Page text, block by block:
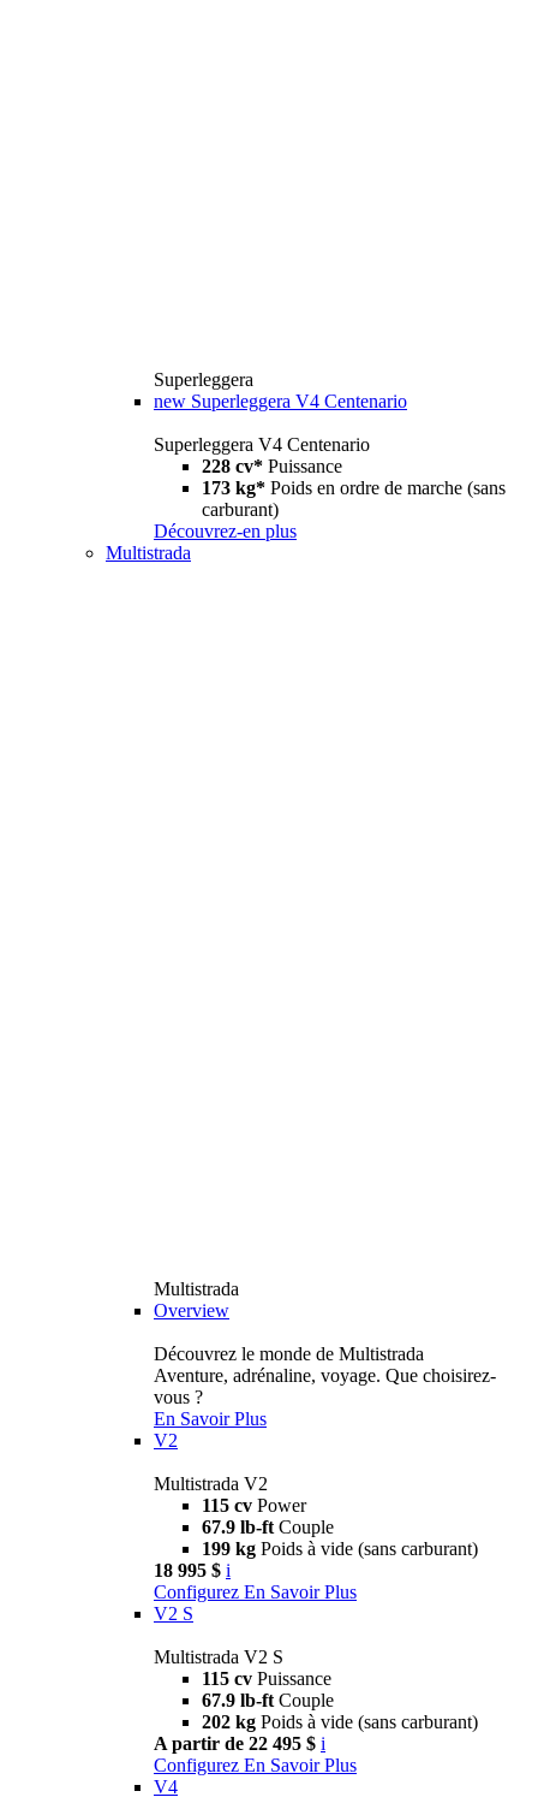
Superleggera
new Superleggera V4 Centenario
Superleggera V4 Centenario
228 cv* Puissance
173 kg* Poids en ordre de marche (sans
carburant)
Découvrez-en plus
Multistrada
Multistrada
Overview
Découvrez le monde de Multistrada
Aventure, adrénaline, voyage. Que choisirez-
vous ?
En Savoir Plus
V2
Multistrada V2
115 cv Power
67.9 lb-ft Couple
199 kg Poids à vide (sans carburant)
18 995 $ i
Configurez En Savoir Plus
V2 S
Multistrada V2 S
115 cv Puissance
67.9 lb-ft Couple
202 kg Poids à vide (sans carburant)
A partir de 22 495 $ i
Configurez En Savoir Plus
V4